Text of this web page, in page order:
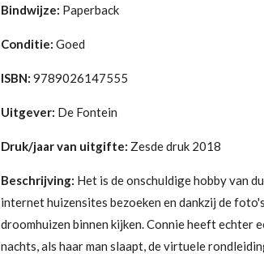
Bindwijze: Paperback
Conditie: Goed
ISBN: 9789026147555
Uitgever: De Fontein
Druk/jaar van uitgifte: Zesde druk 2018
Beschrijving: Het is de onschuldige hobby van
internet huizensites bezoeken en dankzij de
droomhuizen binnen kijken. Connie heeft echter
nachts, als haar man slaapt, de virtuele